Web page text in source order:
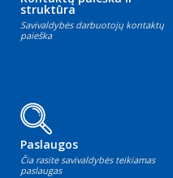
struktūra
Savivaldybės darbuotojų kontaktų
paieška
Paslaugos
Čia rasite savivaldybės teikiamas
paslaugas